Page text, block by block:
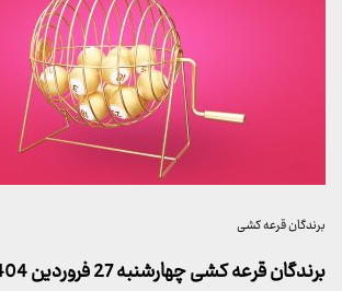
برندگان قرعه کشی
برندگان قرعه کشی چهارشنبه 27 فروردین 1404